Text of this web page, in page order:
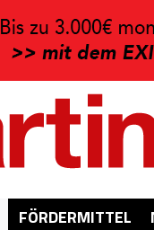
FÖRDERMITTEL